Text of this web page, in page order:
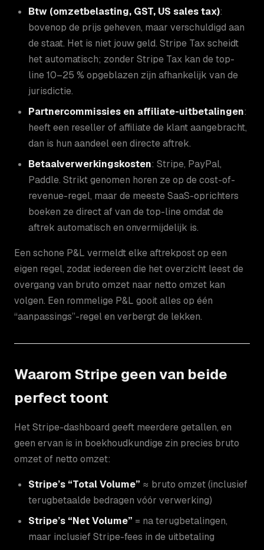
Btw (omzetbelasting, GST, US sales tax):
bovenop de prijs geheven, maar verschuldigd aan
de staat. Het is niet jouw geld. Stripe Tax scheidt
het automatisch; zonder Stripe Tax kan de top-
line 10–25 % opgeblazen zijn afhankelijk van de
jurisdictie.
Partnercommissies en affiliate-uitbetalingen:
heeft een reseller of affiliate de klant aangebracht,
dan is hun aandeel een directe aftrek.
Betaalverwerkingskosten: Stripe, PayPal,
Paddle. Strikt genomen horen ze op de cost-of-
revenue-regel, maar de meeste SaaS-oprichters
boeken ze direct af van de top-line omdat de
aftrek automatisch en onvermijdelijk is.
Een schone P&L vermeldt elke aftrekpost op een
eigen regel, zodat iedereen die het overzicht leest de
overgang van bruto omzet naar netto omzet kan
volgen. Een rommelige P&L gooit alles op één
“aanpassings”-regel en verbergt de lekken.
Waarom Stripe geen van beide
perfect toont
Het Stripe-dashboard geeft meerdere getallen, en
geen ervan is in boekhoudkundige zin precies bruto
omzet of netto omzet:
Stripe’s “Total Volume” ≈ bruto omzet (inclusief
terugbetaalde bedragen vóór verwerking)
Stripe’s “Net Volume” = na terugbetalingen,
maar inclusief Stripe-fees in de uitbetaling